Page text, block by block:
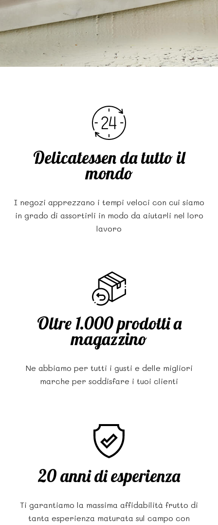
Delicatessen da tutto il
mondo
I negozi apprezzano i tempi veloci con cui siamo
in grado di assortirli in modo da aiutarli nel loro
lavoro
Oltre 1.000 prodotti a
magazzino
Ne abbiamo per tutti i gusti e delle migliori
marche per soddisfare i tuoi clienti
20 anni di esperienza
Ti garantiamo la massima affidabilità frutto di
tanta esperienza maturata sul campo con